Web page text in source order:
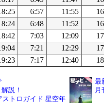
6:57 11:55
6:48 11:52
7:03 12:09
7:21 12:29
7:17 12:40
説！
トロガイド 星空年
最
月